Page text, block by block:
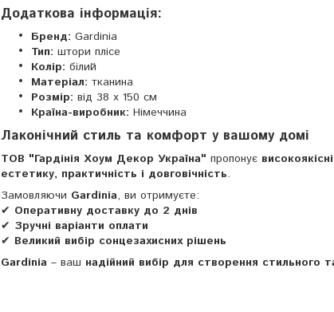
Додаткова інформація:
Бренд: Gardinia
Тип: штори плісе
Колір: білий
Матеріал: тканина
Розмір: від 38 x 150 см
Країна-виробник: Німеччина
Лаконічний стиль та комфорт у вашому домі
ТОВ "Гардінія Хоум Декор Україна" пропонує
естетику, практичність і довговічність.
Замовляючи Gardinia, ви отримуєте:
✔ Оперативну доставку до 2 днів
✔ Зручні варіанти оплати
✔ Великий вибір сонцезахисних рішень
Gardinia – ваш надійний вибір для створення стильного